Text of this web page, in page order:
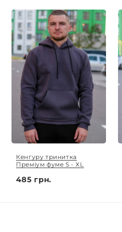
Кенгуру тринитка
Преміум фуме S - XL
485 грн.